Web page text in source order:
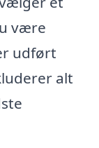
være
udført
alt